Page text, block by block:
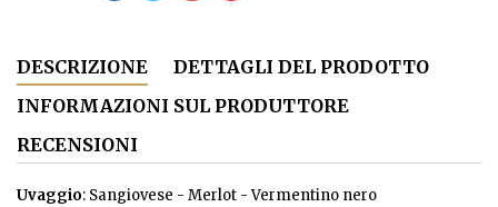
DESCRIZIONE
DETTAGLI DEL PRODOTTO
INFORMAZIONI SUL PRODUTTORE
RECENSIONI
Uvaggio: Sangiovese - Merlot - Vermentino nero